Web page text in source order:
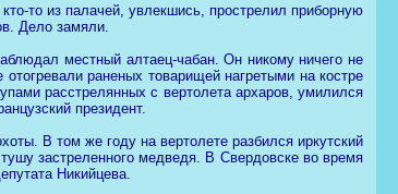
то из палачей, увлекшись, прострелил приборную
Дело замяли.
местный алтаец-чабан. Он никому ничего не
раненых товарищей нагретыми на костре
расстрелянных с вертолета архаров, умилился
президент.
В том же году на вертолете разбился иркутский
застреленного медведя. В Свердовске во время
Никийцева.